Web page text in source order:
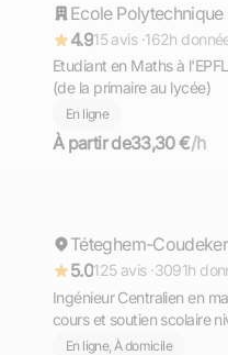
Répond rapidement
4.915 avis ·162h
Etudiant en Maths à
(de la primaire au lycée)
En ligne
À partir de33,30 €/h
Répond rapidement
5.0125 avis ·3091h
Ingénieur Centralien en
cours et soutien scolaire
Supérieur (prépa)
En ligne, À domicile